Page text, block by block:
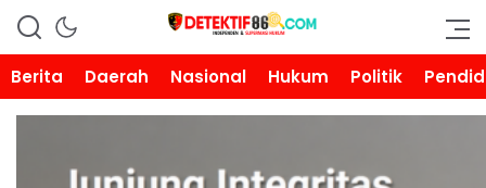
DETEKTIF86.COM
Berita
Daerah Nasional Hukum Politik